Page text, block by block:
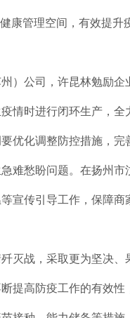
康管理空间，有效提升
）公司，许昆林勉励企
情时进行闭环生产，
优化调整防控措施，
难愁盼问题。在扬州市
宣传引导工作，保障
灭战，采取更为坚决
提高防疫工作的有效性